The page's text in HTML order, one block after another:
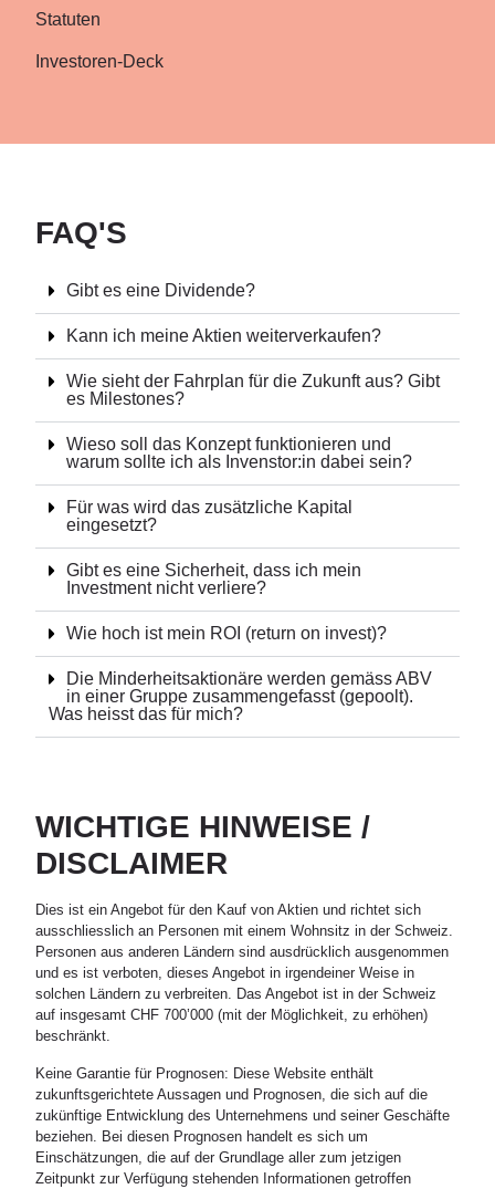
Statuten
Investoren-Deck
FAQ'S
Gibt es eine Dividende?
Kann ich meine Aktien weiterverkaufen?
Wie sieht der Fahrplan für die Zukunft aus? Gibt
es Milestones?
Wieso soll das Konzept funktionieren und
warum sollte ich als Invenstor:in dabei sein?
Für was wird das zusätzliche Kapital
eingesetzt?
Gibt es eine Sicherheit, dass ich mein
Investment nicht verliere?
Wie hoch ist mein ROI (return on invest)?
Die Minderheitsaktionäre werden gemäss ABV
in einer Gruppe zusammengefasst (gepoolt).
Was heisst das für mich?
WICHTIGE HINWEISE /
DISCLAIMER
Dies ist ein Angebot für den Kauf von Aktien und richtet sich
ausschliesslich an Personen mit einem Wohnsitz in der Schweiz.
Personen aus anderen Ländern sind ausdrücklich ausgenommen
und es ist verboten, dieses Angebot in irgendeiner Weise in
solchen Ländern zu verbreiten. Das Angebot ist in der Schweiz
auf insgesamt CHF 700’000 (mit der Möglichkeit, zu erhöhen)
beschränkt.
Keine Garantie für Prognosen: Diese Website enthält
zukunftsgerichtete Aussagen und Prognosen, die sich auf die
zukünftige Entwicklung des Unternehmens und seiner Geschäfte
beziehen. Bei diesen Prognosen handelt es sich um
Einschätzungen, die auf der Grundlage aller zum jetzigen
Zeitpunkt zur Verfügung stehenden Informationen getroffen